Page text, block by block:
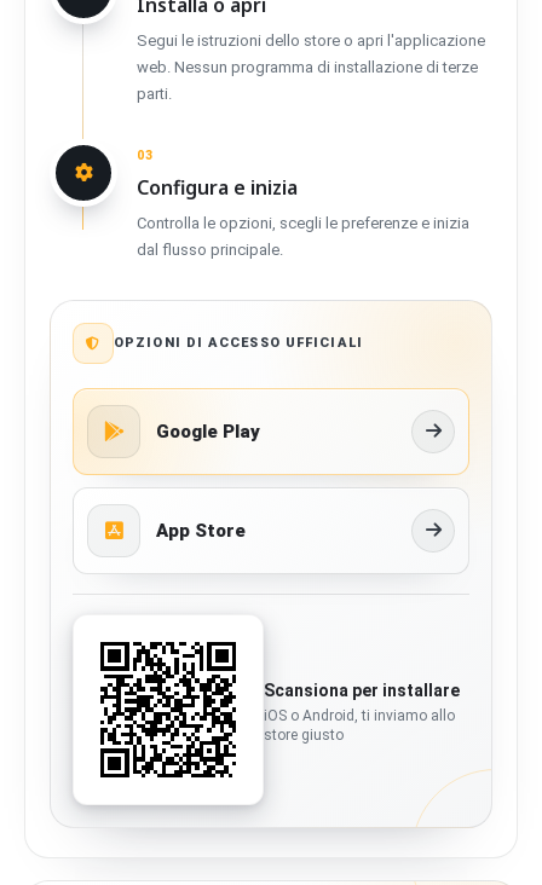
Segui le istruzioni dello store o apri l'applicazione
web. Nessun programma di installazione di terze
parti.
03
Configura e inizia
Controlla le opzioni, scegli le preferenze e inizia
dal flusso principale.
OPZIONI DI ACCESSO UFFICIALI
Google Play
App Store
Scansiona per installare
iOS o Android, ti inviamo allo
store giusto